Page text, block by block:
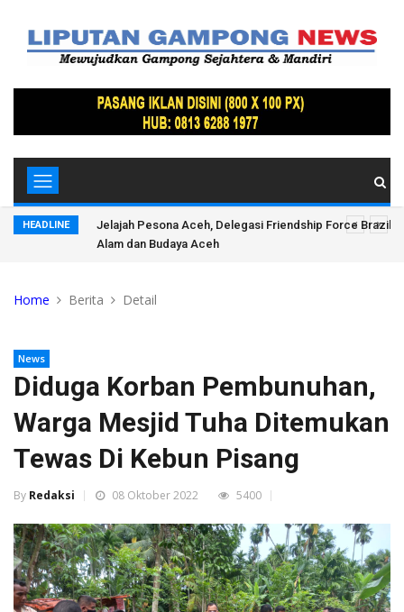
HEADLINE
Ratusan
Jelajah Pesona Aceh, Delegasi Friendship Force Brazil
Alam dan Budaya Aceh
Home Berita Detail
News
Diduga Korban Pembunuhan,
Warga Mesjid Tuha Ditemukan
Tewas Di Kebun Pisang
By Redaksi 08 Oktober 2022 5400